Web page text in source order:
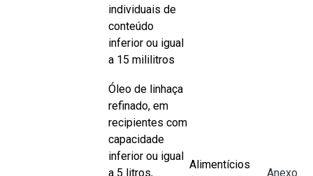
individuais de
conteúdo
inferior ou igual
a 15 mililitros
Óleo de linhaça
refinado, em
recipientes com
capacidade
inferior ou igual
a 5 litros,
Alimentícios
Anexo